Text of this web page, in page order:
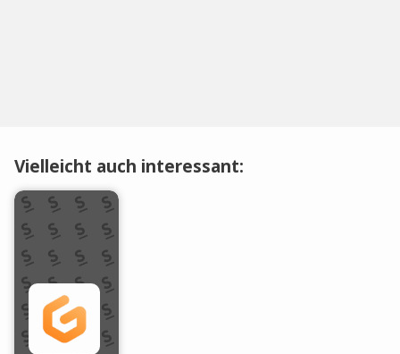
Vielleicht auch interessant: